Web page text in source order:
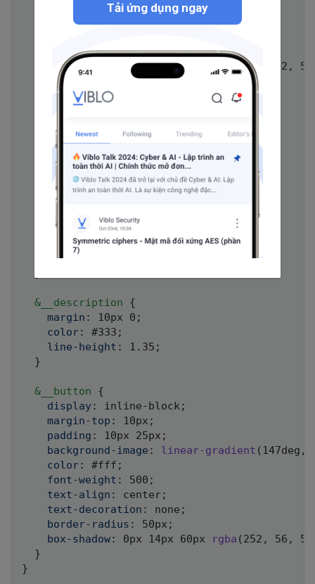
transform: translate(-50%, -50%
border-radius: 20px;
box-shadow
4px 13px 30px 1px rgba 252 , 56
overflow
hidden;
padding: 10px 0;
color: #5D4037;
line-height:
text-decoration: none;
}
& __description {
margin : 10px 0 ;
color: #333 ;
line-height : 1.35 ;
}
& __button {
display: inline-block;
margin-top : 10px ;
padding : 10px 25px ;
background-image : linear-gradient ( 147deg ,
color: #fff ;
font-weight : 500 ;
text-align : center;
text-decoration : none ;
border-radius : 50px ;
box-shadow: 0px 14px 60px rgba ( 252 , 56 , 56
}
}
Tải ứng dụng ngay